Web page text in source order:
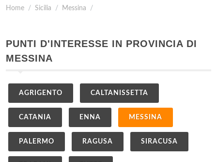
Home Sicilia Messina
PUNTI D'INTERESSE IN PROVINCIA DI
MESSINA
AGRIGENTO CALTANISSETTA
CATANIA ENNA MESSINA
PALERMO RAGUSA SIRACUSA